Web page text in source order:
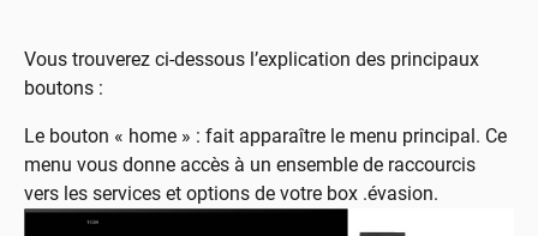
Déménagement
Contactez-nous
Vous trouverez ci-dessous l’explication des principaux
boutons :
Le bouton « home » : fait apparaître le menu principal. Ce
menu vous donne accès à un ensemble de raccourcis
vers les services et options de votre box .évasion.